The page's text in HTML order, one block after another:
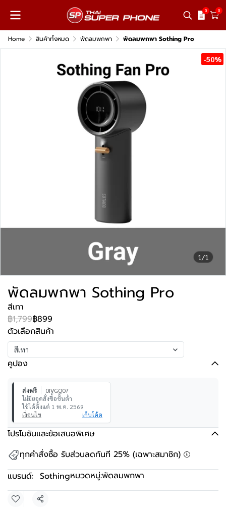
0 0
Home สินค้าทั้งหมด พัดลมพกพา พัดลมพกพา Sothing Pro
1/1
-50%
พัดลมพกพา Sothing Pro
สีเทา
฿1,799฿899
ตัวเลือกสินค้า
สีเทา
คูปอง
ส่งฟรี
0IVGQ07
ไม่มียอดสั่งซื้อขั้นต่ำ
ใช้ได้ตั้งแต่ 1 พ.ค. 2569
เงื่อนไข
เก็บโค้ด
โปรโมชันและข้อเสนอพิเศษ
ทุกคำสั่งซื้อ รับส่วนลดทันที 25% (เฉพาะสมาชิก)
แบรนด์: Sothingหมวดหมู่:พัดลมพกพา
แชร์